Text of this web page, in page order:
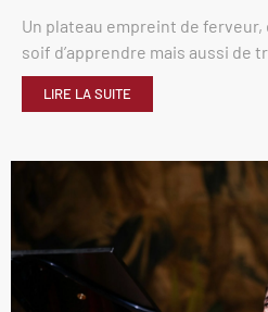
Un plateau empreint de
soif d’apprendre mais aussi de
LIRE LA SUITE